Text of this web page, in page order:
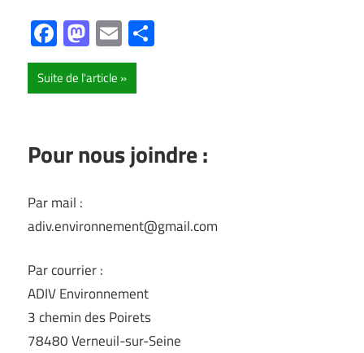
Facebook
Mastodon
Email
Suite de l'article
Pour nous joindre :
Par mail :
adiv.environnement@gmail.com
Par courrier :
ADIV Environnement
3 chemin des Poirets
78480 Verneuil-sur-Seine